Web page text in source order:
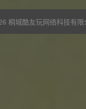
桐城酷友玩网络科技有